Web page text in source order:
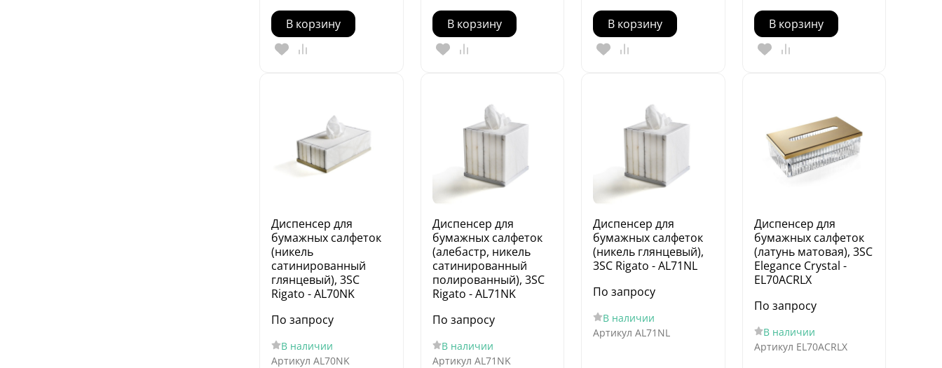
В корзину В корзину В корзину В корзину
Диспенсер для
бумажных салфеток
(никель
сатинированный
глянцевый), 3SC
Rigato - AL70NK
По запросу
В наличии
Артикул AL70NK
Диспенсер для
бумажных салфеток
(алебастр, никель
сатинированный
полированный), 3SC
Rigato - AL71NK
По запросу
В наличии
Артикул AL71NK
Диспенсер для
бумажных салфеток
(никель глянцевый),
3SC Rigato - AL71NL
По запросу
В наличии
Артикул AL71NL
Диспенсер для
бумажных салфеток
(латунь матовая), 3SC
Elegance Crystal -
EL70ACRLX
По запросу
В наличии
Артикул EL70ACRLX